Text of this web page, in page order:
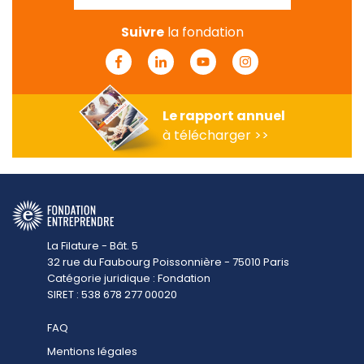
Suivrela fondation
FacebookLinkedinYoutubeInstagram
Le rapport annuel
à télécharger >>
La Filature - Bât. 5
32 rue du Faubourg Poissonnière - 75010 Paris
Catégorie juridique : Fondation
SIRET : 538 678 277 00020
FAQ
Mentions légales